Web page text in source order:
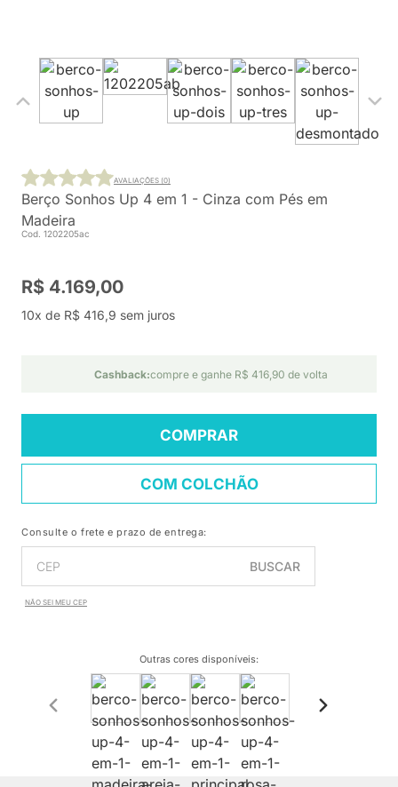
Berço Sonhos Up 4 em 1 - Cinza com Pés em
Madeira
Cod. 1202205ac
AVALIAÇÕES (0)
R$ 4.169,00
10x de R$ 416,9 sem juros
Cashback:compre e ganhe R$ 416,90 de volta
COMPRAR
COM COLCHÃO
Consulte o frete e prazo de entrega:
BUSCAR
NÃO SEI MEU CEP
Outras cores disponíveis: